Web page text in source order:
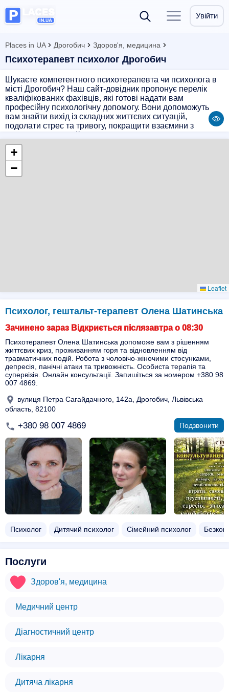
Увійти
Places in UA Дрогобич Здоров'я, медицина
Психотерапевт психолог Дрогобич
Шукаєте компетентного психотерапевта чи психолога в
місті Дрогобич? Наш сайт-довідник пропонує перелік
кваліфікованих фахівців, які готові надати вам
професійну психологічну допомогу. Вони допоможуть
вам знайти вихід із складних життєвих ситуацій,
подолати стрес та тривогу, покращити взаємини з
підтримки вашого психічного здоров'я та емоційного
благополуччя.
+
−
Leaflet
Психолог, гештальт-терапевт Олена Шатинська
Зачинено зараз Відкриється післязавтра о 08:30
Психотерапевт Олена Шатинська допоможе вам з рішенням
життєвих криз, проживанням горя та відновленням від
травматичних подій. Робота з чоловічо-жіночими стосунками,
депресія, панічні атаки та тривожність. Особиста терапія та
супервізія. Онлайн консультації. Запишіться за номером +380 98
007 4869.
вулиця Петра Сагайдачного, 142a, Дрогобич, Львівська
область, 82100
+380 98 007 4869 Подзвонити
Психолог Дитячий психолог Сімейний психолог
Послуги
Здоров'я, медицина
Медичний центр
Діагностичний центр
Лікарня
Дитяча лікарня